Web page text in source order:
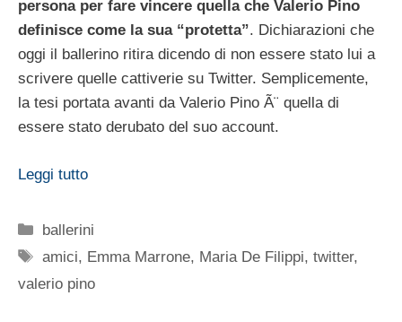
persona per fare vincere quella che Valerio Pino
definisce come la sua “protetta”. Dichiarazioni che
oggi il ballerino ritira dicendo di non essere stato lui a
scrivere quelle cattiverie su Twitter. Semplicemente,
la tesi portata avanti da Valerio Pino Ã¨ quella di
essere stato derubato del suo account.
Leggi tutto
Categorie
ballerini
Tag
amici, Emma Marrone, Maria De Filippi,twitter,
valerio pino